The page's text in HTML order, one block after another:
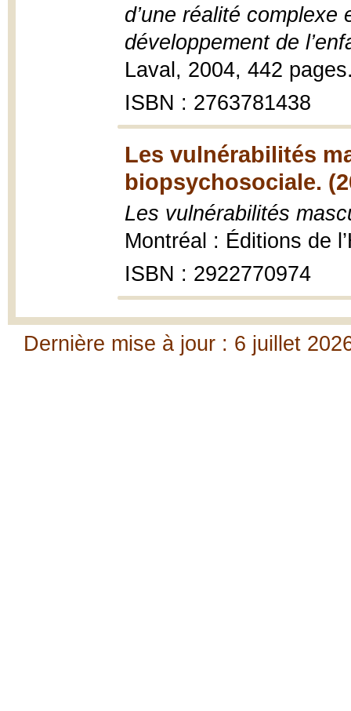
d’une réalité complexe
développement de
Laval, 2004, 442
ISBN : 2763781438
Les vulnérabilités
biopsychosociale.
Les vulnérabilités
Montréal : Éditions de
ISBN : 2922770974
Dernière mise à jour : 6 juillet